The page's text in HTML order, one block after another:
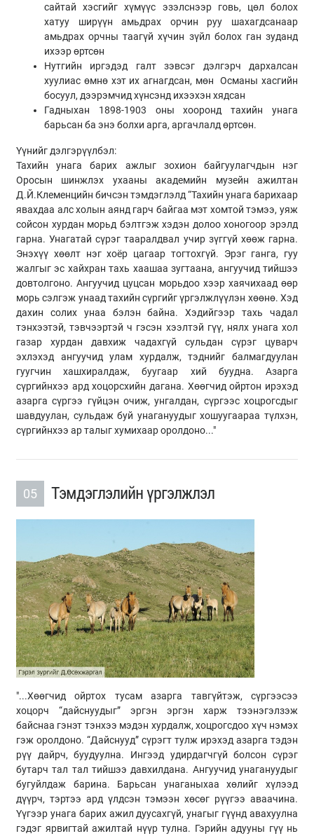
сайтай хэсгийг хүмүүс эзэлснээр говь, цөл болох
хатуу ширүүн амьдрах орчин руу шахагдсанаар
амьдрах орчны таагүй хүчин зүйл болох ган зуданд
ихээр өртсөн
Нутгийн иргэдэд галт зэвсэг дэлгэрч дархалсан
хуулиас өмнө хэт их агнагдсан, мөн Османы хасгийн
босуул, дээрэмчид хүнсэнд ихээхэн хядсан
Гадныхан 1898-1903 оны хооронд тахийн унага
барьсан ба энэ болхи арга, аргачлалд өртсөн.
Үүнийг дэлгэрүүлбэл:
Тахийн унага барих ажлыг зохион байгуулагчдын нэг
Оросын шинжлэх ухааны академийн музейн ажилтан
Д.Й.Клеменцийн бичсэн тэмдэглэлд “Тахийн унага барихаар
явахдаа алс холын аянд гарч байгаа мэт хомтой тэмээ, уяж
сойсон хурдан морьд бэлтгэж хэдэн долоо хоногоор эрэлд
гарна. Унагатай сүрэг тааралдвал учир зүггүй хөөж гарна.
Энэхүү хөөлт нэг хоёр цагаар тогтохгүй. Эрэг ганга, гуу
жалгыг эс хайхран тахь хаашаа зугтаана, ангуучид тийшээ
довтолгоно. Ангуучид цуцсан морьдоо хээр хаячихаад өөр
морь сэлгэж унаад тахийн сүргийг үргэлжлүүлэн хөөнө. Хэд
дахин солих унаа бэлэн байна. Хэдийгээр тахь чадал
тэнхээтэй, тэвчээртэй ч гэсэн хээлтэй гүү, нялх унага хол
газар хурдан давхиж чадахгүй сульдан сүрэг цуварч
эхлэхэд ангуучид улам хурдалж, тэднийг балмагдуулан
гуугчин хашхиралдаж, буугаар хий буудна. Азарга
сүргийнхээ ард хоцорсхийн дагана. Хөөгчид ойртон ирэхэд
азарга сүргээ гүйцэн очиж, унгалдан, сүргээс хоцрогсдыг
шавдуулан, сульдаж буй унагануудыг хошуугаараа түлхэн,
сүргийнхээ ар талыг хумихаар оролдоно..."
05 Тэмдэглэлийн үргэлжлэл
"...Хөөгчид ойртох тусам азарга тавгүйтэж, сүргээсээ
хоцорч “дайснуудыг” эргэн эргэн харж тээнэгэлзэж
байснаа гэнэт тэнхээ мэдэн хурдалж, хоцрогсдоо хүч нэмэх
гэж оролдоно. “Дайснууд” сүрэгт тулж ирэхэд азарга тэдэн
рүү дайрч, буудуулна. Ингээд удирдагчгүй болсон сүрэг
бутарч тал тал тийшээ давхилдана. Ангуучид унагануудыг
бугуйлдаж барина. Барьсан унаганыхаа хөлийг хүлээд
дүүрч, тэртээ ард үлдсэн тэмээн хөсөг рүүгээ аваачина.
Үүгээр унага барих ажил дуусахгүй, унагыг гүүнд авахуулна
гэдэг ярвигтай ажилтай нүүр тулна. Гэрийн адууны гүү нь